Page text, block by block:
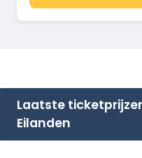
Laatste
Eilanden